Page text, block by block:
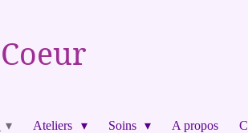
Ateliers Soins A propos